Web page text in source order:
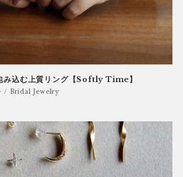
み込む上質リング【Softly Time】
/ Bridal Jewelry